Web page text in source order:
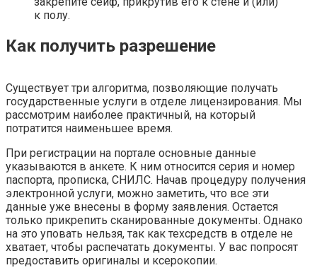
к полу.
Как получить разрешение
Существует три алгоритма, позволяющие получать
государственные услуги в отделе лицензирования. Мы
рассмотрим наиболее практичный, на который
потратится наименьшее время.
При регистрации на портале основные данные
указываются в анкете. К ним относится серия и номер
паспорта, прописка, СНИЛС. Начав процедуру получения
электронной услуги, можно заметить, что все эти
данные уже внесены в форму заявления. Остается
только прикрепить сканированные документы. Однако
на это уповать нельзя, так как техсредств в отделе не
хватает, чтобы распечатать документы. У вас попросят
предоставить оригиналы и ксерокопии.